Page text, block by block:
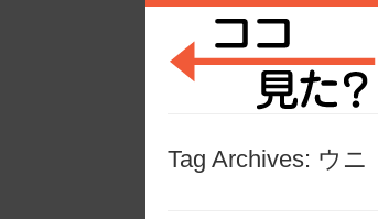
Tag Archives: ウニ